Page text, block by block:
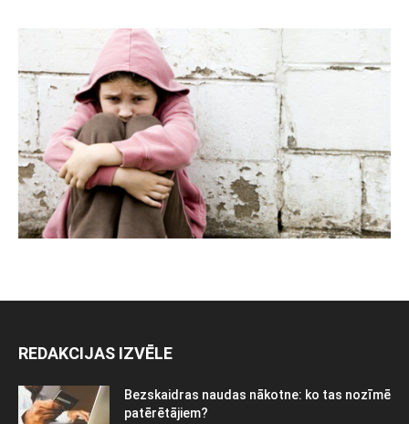
REDAKCIJAS IZVĒLE
Bezskaidras naudas nākotne: ko tas nozīmē
patērētājiem?